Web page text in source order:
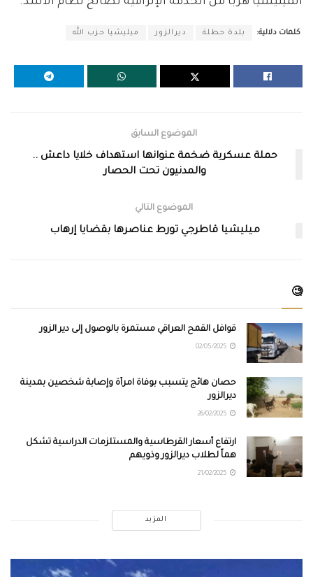
كلمات دلالية: بلدة حطلة ديرالزور ميليشيا حزب الله
الموضوع السابق
حملة عسكرية ضخمة عنوانها استهداف خلايا داعش ..
والمدنيون تحت الحصار
الموضوع التالي
ميليشيا قاطرجي تورط عناصرها بقضايا إرهاب
🧐
قوافل القمح العراقي مستمرة بالوصول إلى دير الزور
حصان هائج يتسبب بوفاة امرأة وإصابة شخصين بمدينة
ديرالزور
ارتفاع أسعار القرطاسية والمستلزمات الدراسية تشكل
هماً لطلاب ديرالزور وذويهم
المزيد